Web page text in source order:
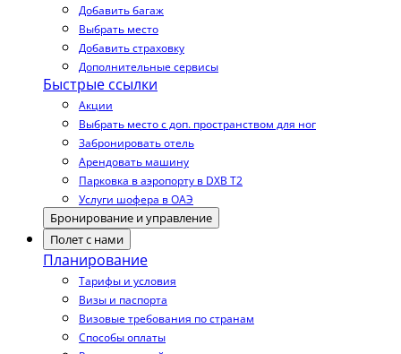
Добавить багаж
Выбрать место
Добавить страховку
Дополнительные сервисы
Быстрые ссылки
Акции
Выбрать место с доп. пространством для ног
Забронировать отель
Арендовать машину
Парковка в аэропорту в DXB T2
Услуги шофера в ОАЭ
Бронирование и управление
Полет с нами
Планирование
Тарифы и условия
Визы и паспорта
Визовые требования по странам
Способы оплаты